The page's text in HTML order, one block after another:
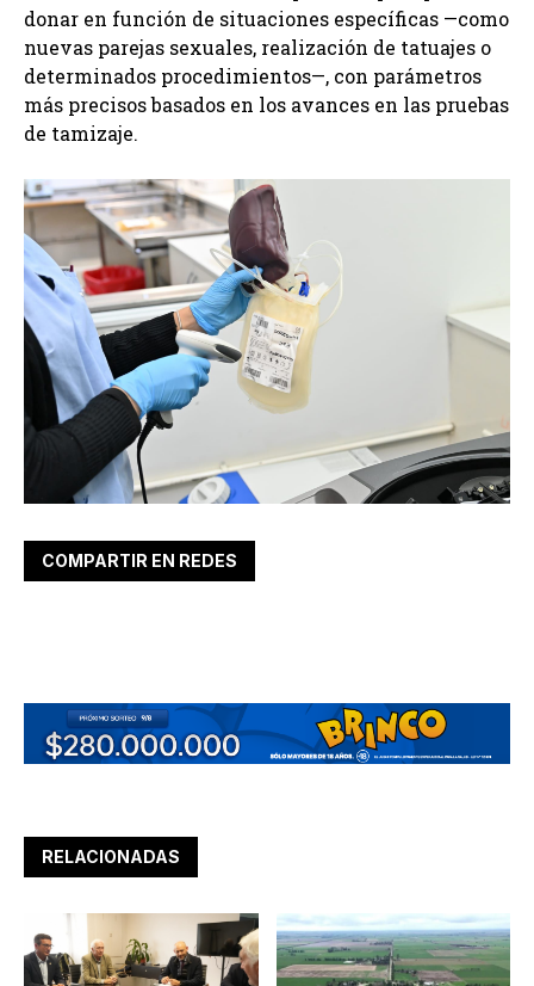
donar en función de situaciones específicas —como
nuevas parejas sexuales, realización de tatuajes o
determinados procedimientos—, con parámetros
más precisos basados en los avances en las pruebas
de tamizaje.
COMPARTIR EN REDES
RELACIONADAS